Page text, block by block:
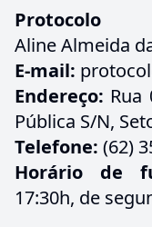
Protocolo
Aline Almeida
E-mail:
Endereço: Rua
Pública S/N,
Telefone: (62)
Horário de
17:30h, de